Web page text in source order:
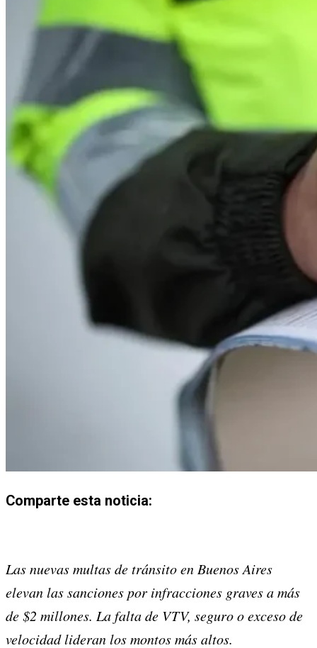
Comparte esta noticia:
X
(Twitter)
Facebook
EmailWhatsApp
Pinterest
LinkedIn
Las nuevas multas de tránsito en Buenos Aires
elevan las sanciones por infracciones graves a más
de $2 millones. La falta de VTV, seguro o exceso de
velocidad lideran los montos más altos.